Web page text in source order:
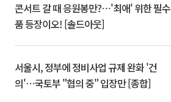
콘서트 갈 때 응원봉만?⋯'최애' 위한 필수
품 등장이오! [솔드아웃]
서울시, 정부에 정비사업 규제 완화 '건
의'⋯국토부 "협의 중" 입장만 [종합]